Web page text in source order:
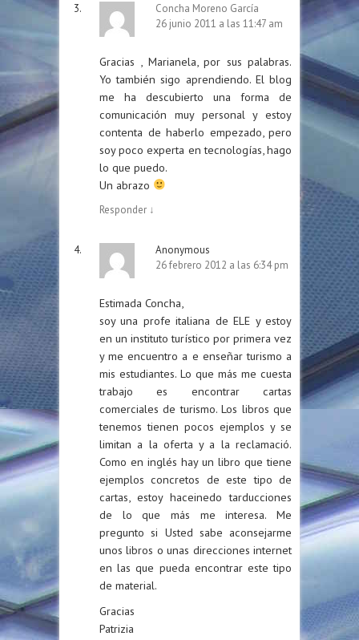
Concha Moreno García
26 junio 2011 a las 11:47 am
Gracias , Marianela, por sus palabras.
Yo también sigo aprendiendo. El blog
me ha descubierto una forma de
comunicación muy personal y estoy
contenta de haberlo empezado, pero
soy poco experta en tecnologías, hago
lo que puedo.
Un abrazo
Responder ↓
Anonymous
26 febrero 2012 a las 6:34 pm
Estimada Concha,
soy una profe italiana de ELE y estoy
en un instituto turístico por primera vez
y me encuentro a e enseñar turismo a
mis estudiantes. Lo que más me cuesta
trabajo es encontrar cartas
comerciales de turismo. Los libros que
tenemos tienen pocos ejemplos y se
limitan a la oferta y a la reclamació.
Como en inglés hay un libro que tiene
ejemplos concretos de este tipo de
cartas, estoy haceinedo tarducciones
de lo que más me interesa. Me
pregunto si Usted sabe aconsejarme
unos libros o unas direcciones internet
en las que pueda encontrar este tipo
de material.
Gracias
Patrizia